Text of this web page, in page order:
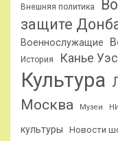
Внешняя политика
защите
Военнослужащие
История Канье
Культура
Москва Музеи
культуры Новости